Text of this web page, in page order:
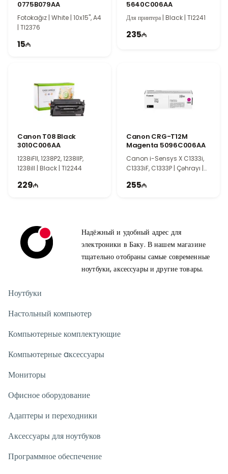
оригинальных чернил Canon обеспечивает высокое качество
печати, эффективную работу принтера и стабильные
результаты на протяжении длительного времени.
0775B079AA
Fotokağız | White | 10x15", A4
| TI2376
15
5640C006AA
Для принтера | Black | TI2241
235
Canon T08 Black
3010C006AA
1238iFII, 1238P2, 1238IIP,
1238iII | Black | TI2244
229
Canon CRG-T12M
Magenta 5096C006AA
Canon i-Sensys X C1333i,
C1333iF, C1333P | Çəhrayı |
255
Надёжный и удобный адрес для
электроники в Баку. В нашем магазине
тщательно отобраны самые современные
ноутбуки, аксессуары и другие товары.
Ноутбуки
Настольный компьютер
Компьютерные комплектующие
Компьютерные aксессуары
Мониторы
Офисное оборудование
Адаптеры и переходники
Аксессуары для ноутбуков
Программное обеспечение